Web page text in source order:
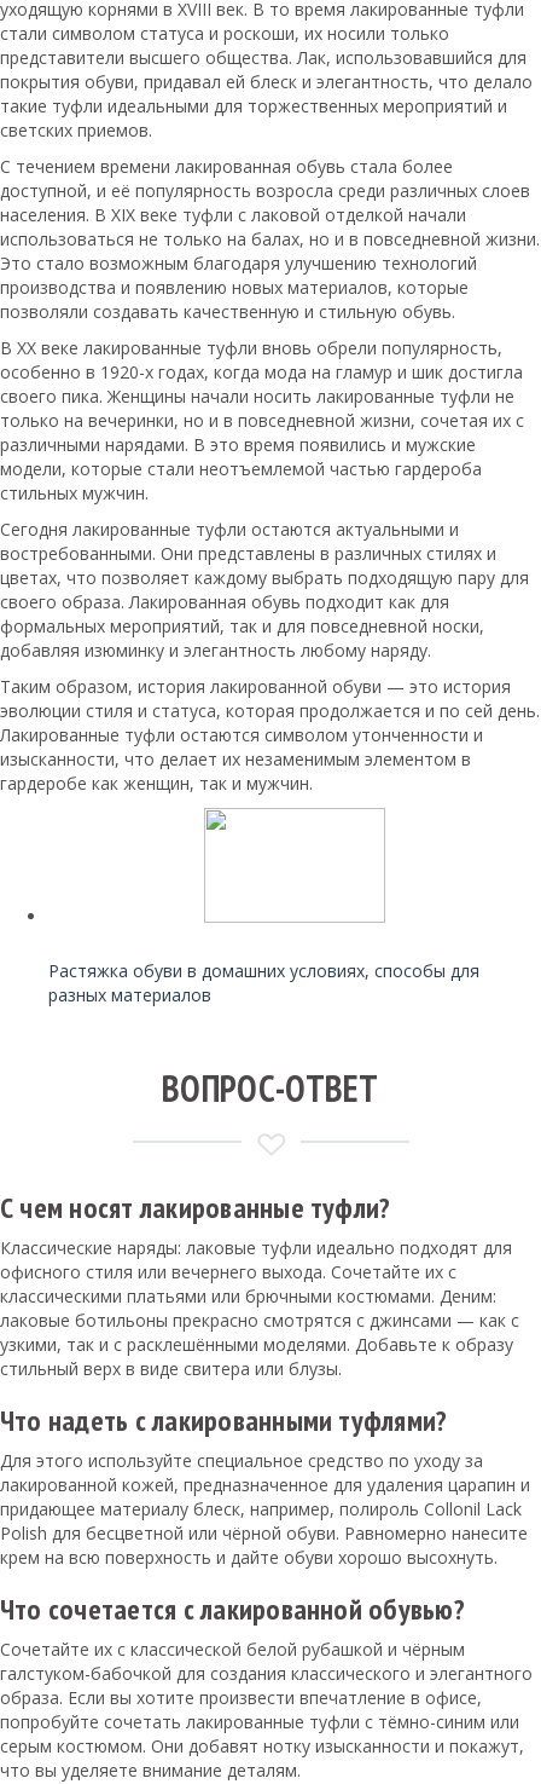
уходящую корнями в XVIII век. В то время лакированные туфли
стали символом статуса и роскоши, их носили только
представители высшего общества. Лак, использовавшийся для
покрытия обуви, придавал ей блеск и элегантность, что делало
такие туфли идеальными для торжественных мероприятий и
светских приемов.
С течением времени лакированная обувь стала более
доступной, и её популярность возросла среди различных слоев
населения. В XIX веке туфли с лаковой отделкой начали
использоваться не только на балах, но и в повседневной жизни.
Это стало возможным благодаря улучшению технологий
производства и появлению новых материалов, которые
позволяли создавать качественную и стильную обувь.
В XX веке лакированные туфли вновь обрели популярность,
особенно в 1920-х годах, когда мода на гламур и шик достигла
своего пика. Женщины начали носить лакированные туфли не
только на вечеринки, но и в повседневной жизни, сочетая их с
различными нарядами. В это время появились и мужские
модели, которые стали неотъемлемой частью гардероба
стильных мужчин.
Сегодня лакированные туфли остаются актуальными и
востребованными. Они представлены в различных стилях и
цветах, что позволяет каждому выбрать подходящую пару для
своего образа. Лакированная обувь подходит как для
формальных мероприятий, так и для повседневной носки,
добавляя изюминку и элегантность любому наряду.
Таким образом, история лакированной обуви — это история
эволюции стиля и статуса, которая продолжается и по сей день.
Лакированные туфли остаются символом утонченности и
изысканности, что делает их незаменимым элементом в
гардеробе как женщин, так и мужчин.
Растяжка обуви в домашних условиях, способы для
разных материалов
ВОПРОС-ОТВЕТ
С чем носят лакированные туфли?
Классические наряды: лаковые туфли идеально подходят для
офисного стиля или вечернего выхода. Сочетайте их с
классическими платьями или брючными костюмами. Деним:
лаковые ботильоны прекрасно смотрятся с джинсами — как с
узкими, так и с расклешёнными моделями. Добавьте к образу
стильный верх в виде свитера или блузы.
Что надеть с лакированными туфлями?
Для этого используйте специальное средство по уходу за
лакированной кожей, предназначенное для удаления царапин и
придающее материалу блеск, например, полироль Collonil Lack
Polish для бесцветной или чёрной обуви. Равномерно нанесите
крем на всю поверхность и дайте обуви хорошо высохнуть.
Что сочетается с лакированной обувью?
Сочетайте их с классической белой рубашкой и чёрным
галстуком-бабочкой для создания классического и элегантного
образа. Если вы хотите произвести впечатление в офисе,
попробуйте сочетать лакированные туфли с тёмно-синим или
серым костюмом. Они добавят нотку изысканности и покажут,
что вы уделяете внимание деталям.